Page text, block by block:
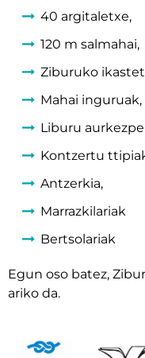
40 argitaletxe,
120 m salmahai,
Ziburuko
Mahai inguruak,
Liburu
Kontzertu
Antzerkia,
Marrazkilariak
Bertsolariak
Egun oso batez,
ariko da.